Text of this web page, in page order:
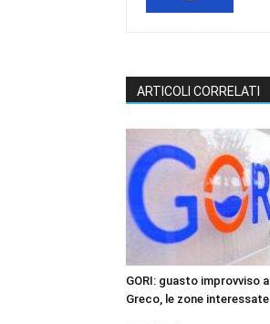
ARTICOLI CORRELATI
GORI: guasto improvviso
Greco, le zone interessate